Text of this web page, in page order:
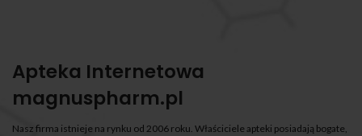
Apteka Internetowa
magnuspharm.pl
Nasz firma istnieje na rynku od 2006 roku. Właściciele apteki posiadają bogate,